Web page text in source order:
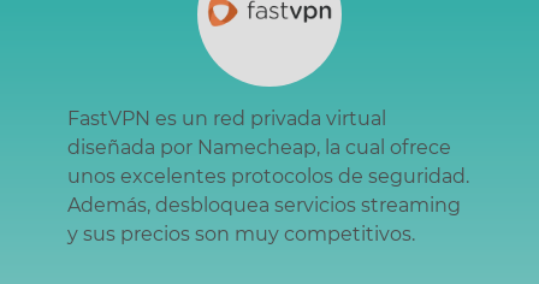
FastVPN es un red privada virtual
diseñada por Namecheap, la cual ofrece
unos excelentes protocolos de seguridad.
Además, desbloquea servicios streaming
y sus precios son muy competitivos.